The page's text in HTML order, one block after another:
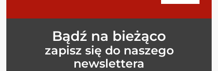
Bądź na bieżąco
zapisz się do naszego
newslettera